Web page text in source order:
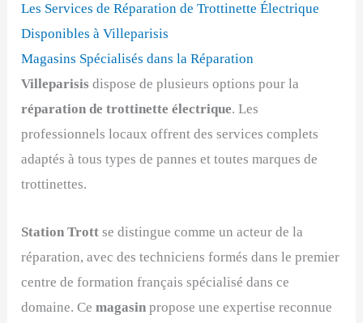
Les Services de Réparation de Trottinette Électrique
Disponibles à Villeparisis
Magasins Spécialisés dans la Réparation
Villeparisisdispose de plusieurs options pour la
réparation de trottinette électrique. Les
professionnels locaux offrent des services complets
adaptés à tous types de pannes et toutes marques de
trottinettes.
Station Trott se distingue comme un acteur de la
réparation, avec des techniciens formés dans le premier
centre de formation français spécialisé dans ce
domaine. Cemagasin propose une expertise reconnue